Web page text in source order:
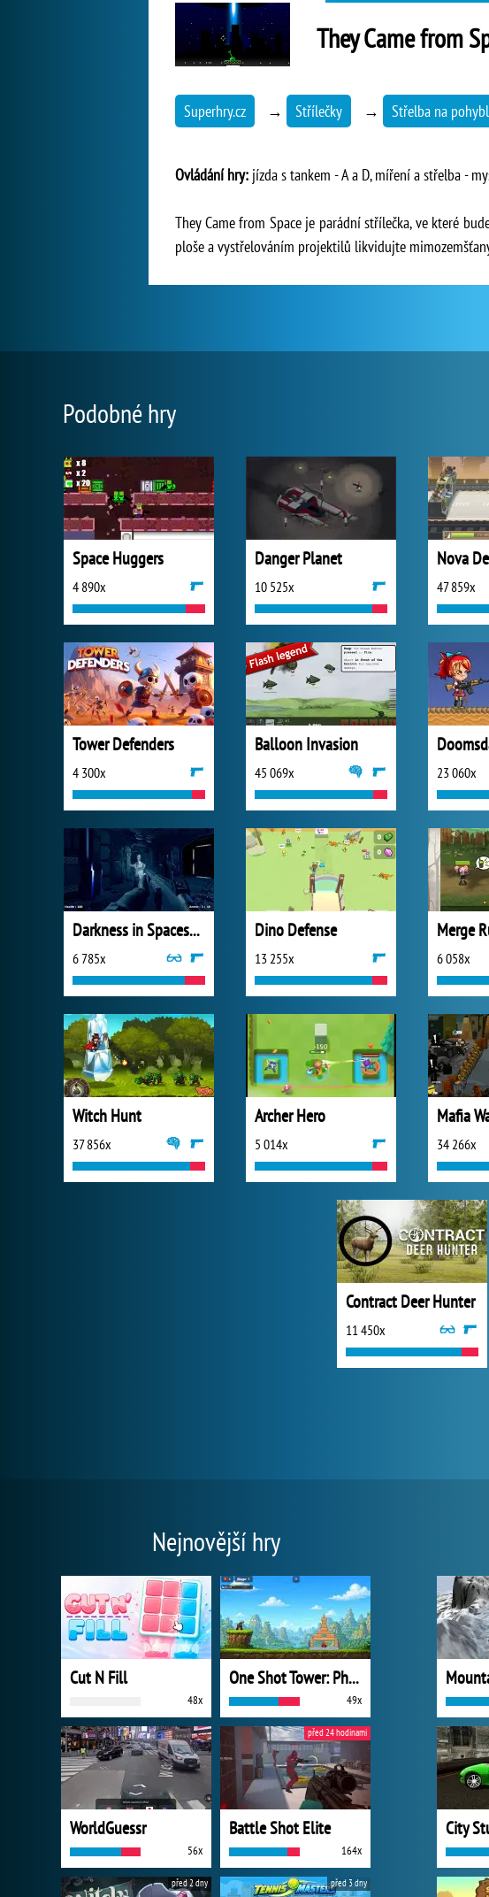
They Came from
Superhry.cz → Střílečky → Střelba na
Ovládání hry: jízda s tankem - A a D, míření a střelba -
They Came from Space je parádní střílečka, ve které
ploše a vystřelováním projektilů likvidujte
Podobné hry
Space Huggers
4 890x
Danger Planet
10 525x
Nova
47 859x
Tower Defenders
4 300x
Balloon Invasion
45 069x 23 060x
Darkness in Spaceship
6 785x
Dino Defense
13 255x
Merge
6 058x
Witch Hunt
37 856x
Archer Hero
5 014x
Mafia
34 266x
Contract Deer Hunter
11 450x
Nejnovější hry
Cut N Fill
48x
One Shot Tower: Physics Destroyer
49x
WorldGuessr
56x
Battle Shot Elite
164x
před 24 hodinami
před 2 dny před 3 dny
City